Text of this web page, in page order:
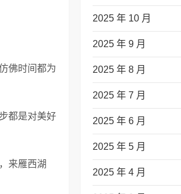
佛时间都为
都是对美好
来雁西湖
2025 年 10 月
2025 年 9 月
2025 年 8 月
2025 年 7 月
2025 年 6 月
2025 年 5 月
2025 年 4 月